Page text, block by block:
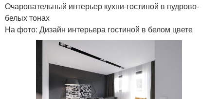
Интерьер в черно-
белых цветах
Очаровательный интерьер кухни-гостиной в пудрово-
белых тонах
На фото: Дизайн интерьера гостиной в белом цвете